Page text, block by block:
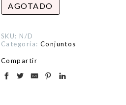
AGOTADO
SKU: N/D
Categoría: Conjuntos
Compartir